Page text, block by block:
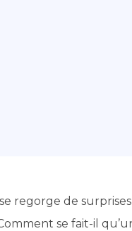
regorge de
se fait-il